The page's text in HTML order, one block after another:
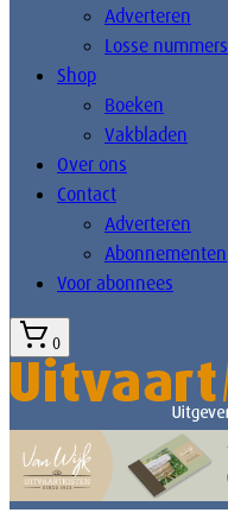
Adverteren
Losse nummers
Shop
Boeken
Vakbladen
Over ons
Contact
Adverteren
Abonnementen
Voor abonnees
0